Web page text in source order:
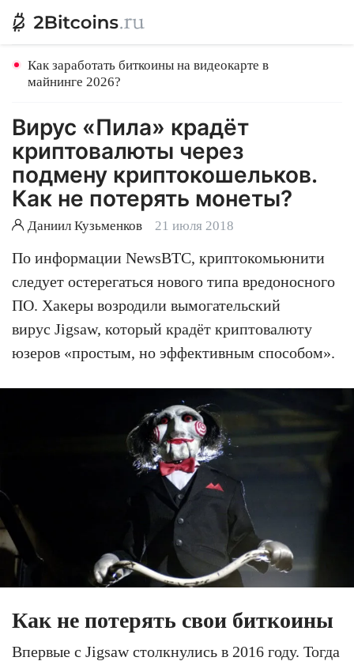
Как заработать биткоины на видеокарте в
майнинге 2026?
Вирус «Пила» крадёт
криптовалюты через
подмену криптокошельков.
Как не потерять монеты?
Даниил Кузьменков 21 июля 2018
По информации NewsBTC, криптокомьюнити
следует остерегаться нового типа вредоносного
ПО. Хакеры возродили вымогательский
вирус Jigsaw, который крадёт криптовалюту
юзеров «простым, но эффективным способом».
Как не потерять свои биткоины
Впервые с Jigsaw столкнулись в 2016 году. Тогда